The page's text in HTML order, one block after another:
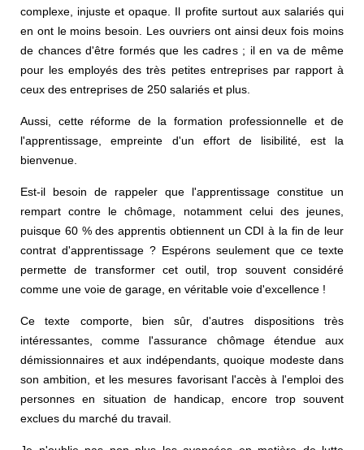
complexe, injuste et opaque. Il profite surtout aux salariés qui
en ont le moins besoin. Les ouvriers ont ainsi deux fois moins
de chances d'être formés que les cadres ; il en va de même
pour les employés des très petites entreprises par rapport à
ceux des entreprises de 250 salariés et plus.
Aussi, cette réforme de la formation professionnelle et de
l'apprentissage, empreinte d'un effort de lisibilité, est la
bienvenue.
Est-il besoin de rappeler que l'apprentissage constitue un
rempart contre le chômage, notamment celui des jeunes,
puisque 60 % des apprentis obtiennent un CDI à la fin de leur
contrat d'apprentissage ? Espérons seulement que ce texte
permette de transformer cet outil, trop souvent considéré
comme une voie de garage, en véritable voie d'excellence !
Ce texte comporte, bien sûr, d'autres dispositions très
intéressantes, comme l'assurance chômage étendue aux
démissionnaires et aux indépendants, quoique modeste dans
son ambition, et les mesures favorisant l'accès à l'emploi des
personnes en situation de handicap, encore trop souvent
exclues du marché du travail.